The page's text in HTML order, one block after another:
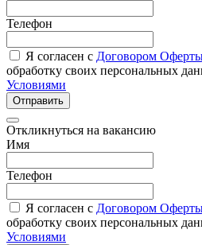
Телефон
Я согласен с Договором
обработку своих персональных
Условиями
Отправить
Откликнуться на вакансию
Имя
Телефон
Я согласен с Договором
обработку своих персональных
Условиями